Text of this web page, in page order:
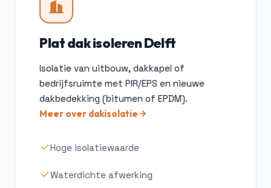
Plat dak isoleren Delft
Isolatie van uitbouw, dakkapel of
bedrijfsruimte met PIR/EPS en nieuwe
dakbedekking (bitumen of EPDM).
Meer over dakisolatie
Hoge isolatiewaarde
Waterdichte afwerking